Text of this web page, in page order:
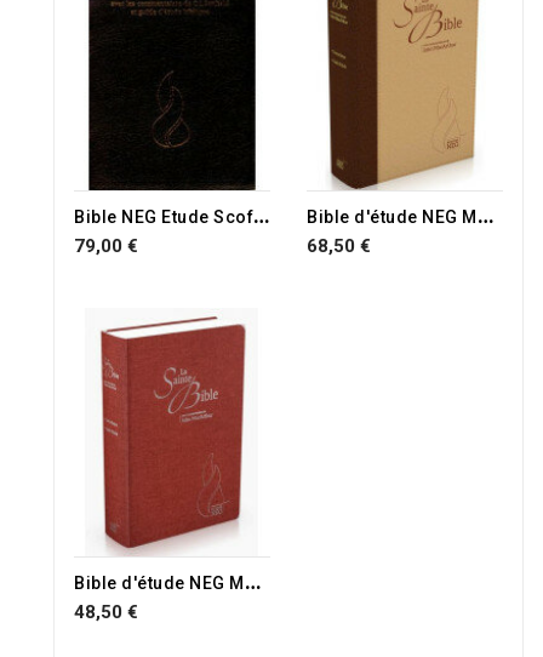
B
ible NEG Etude Scofield noire
79,00 €
B
ible d'étude NEG MacArthur
68,50 €
B
ible d'étude NEG MacArthur
48,50 €